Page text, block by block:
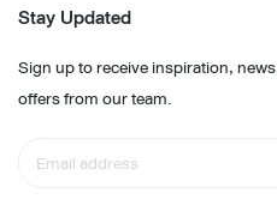
Stay Updated
Sign up to receive inspiration,
offers from our team.